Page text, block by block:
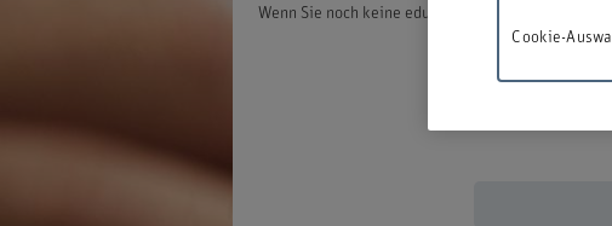
Wenn Sie noch keine edu-ID besitzen, können Sie
Cookie-